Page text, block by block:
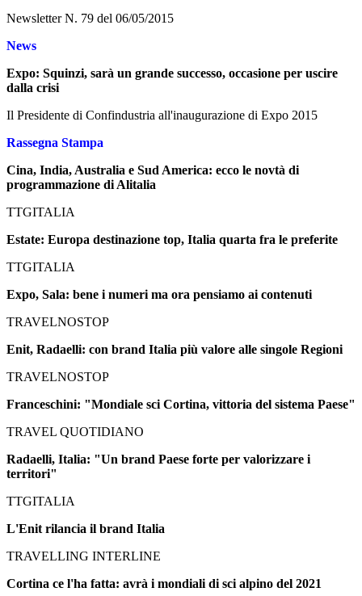
Newsletter N. 79 del 06/05/2015
News
Expo: Squinzi, sarà un grande successo, occasione per uscire
dalla crisi
Il Presidente di Confindustria all'inaugurazione di Expo 2015
Rassegna Stampa
Cina, India, Australia e Sud America: ecco le novtà di
programmazione di Alitalia
TTGITALIA
Estate: Europa destinazione top, Italia quarta fra le preferite
TTGITALIA
Expo, Sala: bene i numeri ma ora pensiamo ai contenuti
TRAVELNOSTOP
Enit, Radaelli: con brand Italia più valore alle singole Regioni
TRAVELNOSTOP
Franceschini: "Mondiale sci Cortina, vittoria del sistema Paese"
TRAVEL QUOTIDIANO
Radaelli, Italia: "Un brand Paese forte per valorizzare i
territori"
TTGITALIA
L'Enit rilancia il brand Italia
TRAVELLING INTERLINE
Cortina ce l'ha fatta: avrà i mondiali di sci alpino del 2021